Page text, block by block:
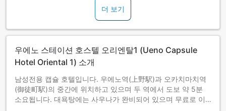
더 보기
우에노 스테이션 호스텔 오리엔탈1 (Ueno Capsule
Hotel Oriental 1) 소개
남성전용 캡슐 호텔입니다. 우에노역(上野駅)과 오카치마치역
(御徒町駅)의 중간에 위치하고 있으며 두 역에서 도보 약 5분
소요됩니다. 대욕탕에는 사우나가 완비되어 있으며 무료로 이